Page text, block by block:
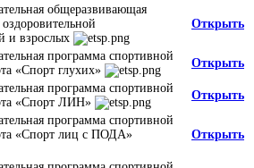
общеразвивающая
и взрослых
Открыть
программа спортивной
«Спорт глухих»
Открыть
программа спортивной
«Спорт ЛИН»
Открыть
программа спортивной
«Спорт лиц с ПОДА»
Открыть